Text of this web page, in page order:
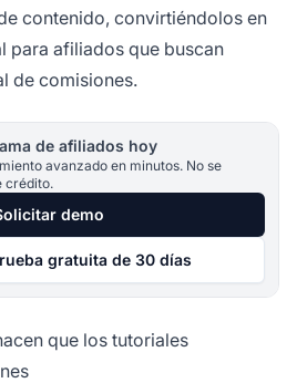
contenido, convirtiéndolos en
para afiliados que buscan
de comisiones.
de afiliados hoy
avanzado en minutos. No se
crédito.
demo
gratuita de 30 días
que los tutoriales